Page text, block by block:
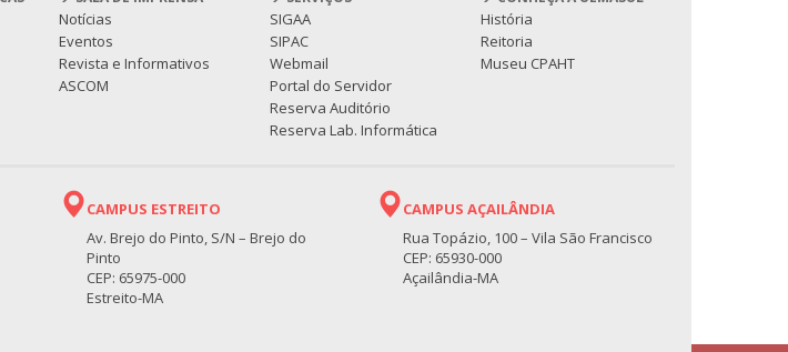
Notícias
Eventos
Revista e Informativos
ASCOM
SIGAA
SIPAC
Webmail
Portal do Servidor
Reserva Auditório
Reserva Lab. Informática
História
Reitoria
Museu CPAHT
CAMPUS ESTREITO
Av. Brejo do Pinto, S/N – Brejo do
Pinto
CEP: 65975-000
Estreito-MA
CAMPUS AÇAILÂNDIA
Rua Topázio, 100 – Vila São Francisco
CEP: 65930-000
Açailândia-MA